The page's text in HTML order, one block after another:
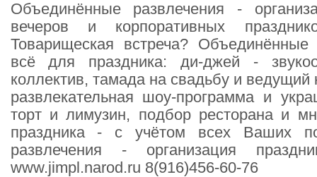
Объединённые развлечения -
вечеров и корпоративных
Товарищеская встреча? Объединённые
всё для праздника: ди-джей -
коллектив, тамада на свадьбу и ведущий
развлекательная шоу-программа и
торт и лимузин, подбор ресторана и
праздника - с учётом всех Ваших
развлечения - организация
www.jimpl.narod.ru 8(916)456-60-76